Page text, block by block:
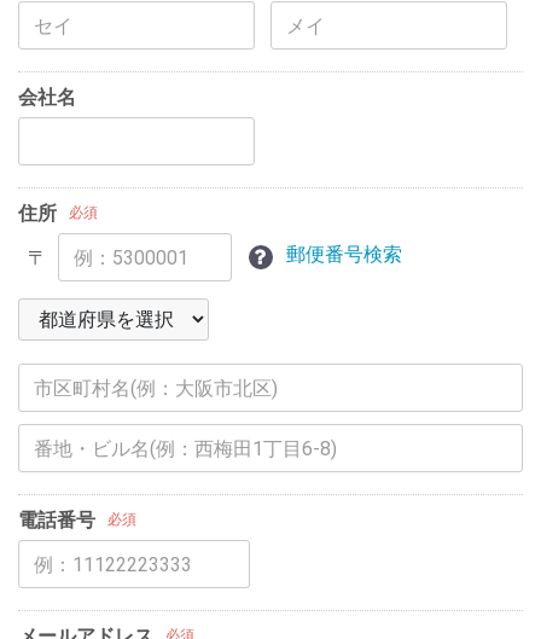
会社名
住所 必須
〒 郵便番号検索
電話番号 必須
必須